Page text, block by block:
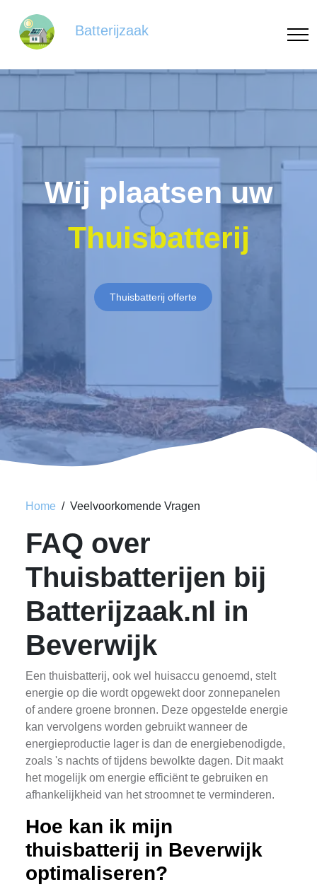
Batterijzaak
Wij plaatsen uw
Thuisbatterij
Thuisbatterij offerte
Home Veelvoorkomende Vragen
FAQ over
Thuisbatterijen bij
Batterijzaak.nl in
Beverwijk
Een thuisbatterij, ook wel huisaccu genoemd, stelt
energie op die wordt opgewekt door zonnepanelen
of andere groene bronnen. Deze opgestelde energie
kan vervolgens worden gebruikt wanneer de
energieproductie lager is dan de energiebenodigde,
zoals 's nachts of tijdens bewolkte dagen. Dit maakt
het mogelijk om energie efficiënt te gebruiken en
afhankelijkheid van het stroomnet te verminderen.
Hoe kan ik mijn
thuisbatterij in Beverwijk
optimaliseren?